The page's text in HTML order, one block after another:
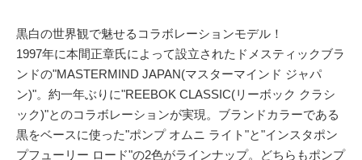
黒白の世界観で魅せるコラボレーションモデル！
1997年に本間正章氏によって設立されたドメスティックブラ
ンドの"MASTERMIND JAPAN(マスターマインド ジャパ
ン)"。約一年ぶりに"REEBOK CLASSIC(リーボック クラシ
ック)"とのコラボレーションが実現。ブランドカラーである
黒をベースに使った"ポンプ オムニ ライト"と"インスタポン
プフューリー ロード"の2色がラインナップ。どちらもポンプ